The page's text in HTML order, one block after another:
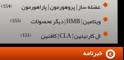
عضله ساز | پروهورمون | پاراهورمون (154)
ویتامین | HMB | دیگر محصولات (555)
ال کارنیتین | CLA | کافئین (151)
خبرنامه